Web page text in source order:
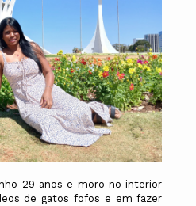
29 anos e moro no interior
de gatos fofos e em fazer